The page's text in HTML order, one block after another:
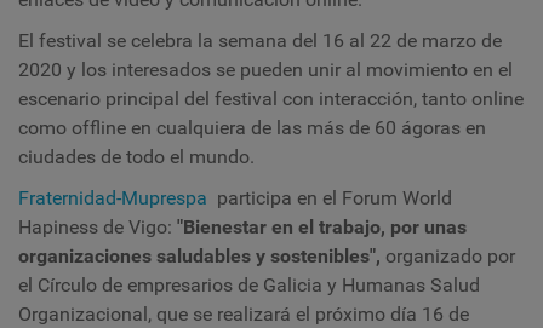
El festival se celebra la semana del 16 al 22 de marzo de
2020 y los interesados se pueden unir al movimiento en el
escenario principal del festival con interacción, tanto online
como offline en cualquiera de las más de 60 ágoras en
ciudades de todo el mundo.
Fraternidad-Muprespa participa en el Forum World
Hapiness de Vigo: "Bienestar en el trabajo, por unas
organizaciones saludables y sostenibles", organizado por
el Círculo de empresarios de Galicia y Humanas Salud
Organizacional, que se realizará el próximo día 16 de